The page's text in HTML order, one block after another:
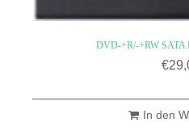
DVD-+R/-+RW SATA
€
In den